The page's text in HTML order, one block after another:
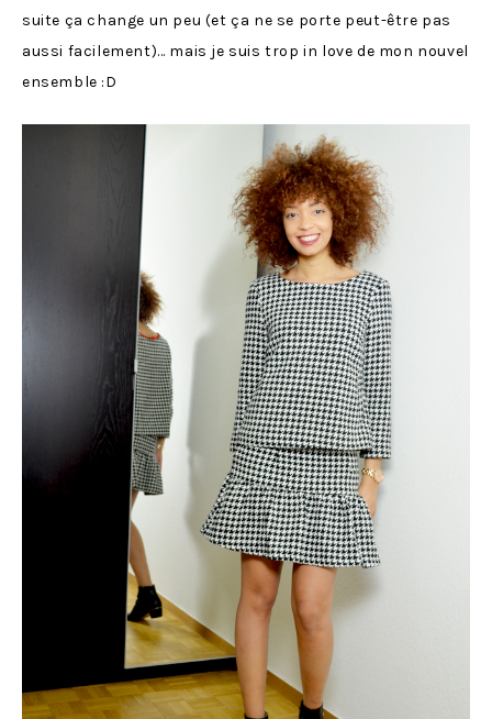
suite ça change un peu (et ça ne se porte peut-être pas
aussi facilement)… mais je suis trop in love de mon nouvel
ensemble :D